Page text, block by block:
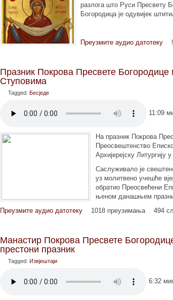
разлога што Руси Пресвету
Богородица је одувијек
Преузмите аудио датотеку
Празник Покрова Пресвете
Ступовима
Tagged: Бесједе
11:09
На празник Покрова
Преосвештенство
Архијерејску
Саслуживало је
уз молитвено учешће
обратио Преосвећени
њеном данашњем
Преузмите аудио датотеку
1018 преузимања 494
Манастир Покрова Пресвете
престони празник
Tagged: Извјештаји
6:32